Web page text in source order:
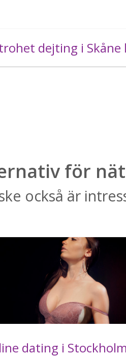
dejting i Skåne
för
också är
dating i